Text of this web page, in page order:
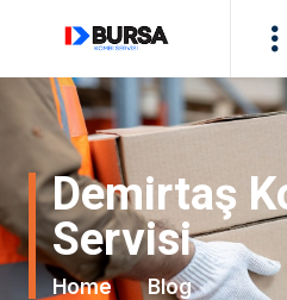
Demirtaş
Servisi
Home Blog